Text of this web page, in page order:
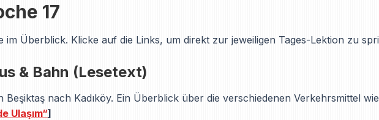
17
Überblick. Klicke auf die Links, um direkt zur jeweiligen Tages-Lektion zu
& Bahn (Lesetext)
nach Kadıköy. Ein Überblick über die verschiedenen Verkehrsmittel wie
Ulaşım“]